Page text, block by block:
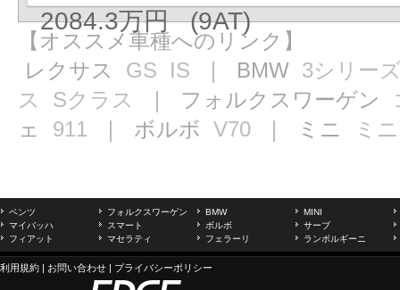
2084.3万円 (9AT)
【オススメ車種へのリンク】
レクサス GS IS ｜ BMW 3シリー
ス
Sクラス ｜ フォルクスワーゲン
ェ 911 ｜ ボルボ V70 ｜ ミニ ミニ
ベンツ フォルクスワーゲン BMW
MINI
マイバッハ
スマート ボルボ
サーブ
フィアット
マセラティ フェラーリ ランボルギーニ
利用規約 | お問い合わせ | プライバシーポリシー